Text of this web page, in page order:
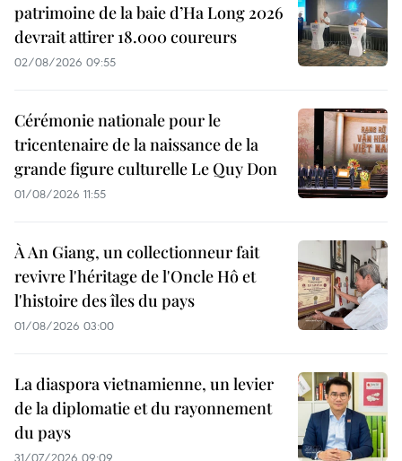
patrimoine de la baie d’Ha Long 2026
devrait attirer 18.000 coureurs
02/08/2026 09:55
Cérémonie nationale pour le
tricentenaire de la naissance de la
grande figure culturelle Le Quy Don
01/08/2026 11:55
À An Giang, un collectionneur fait
revivre l'héritage de l'Oncle Hô et
l'histoire des îles du pays
01/08/2026 03:00
La diaspora vietnamienne, un levier
de la diplomatie et du rayonnement
du pays
31/07/2026 09:09